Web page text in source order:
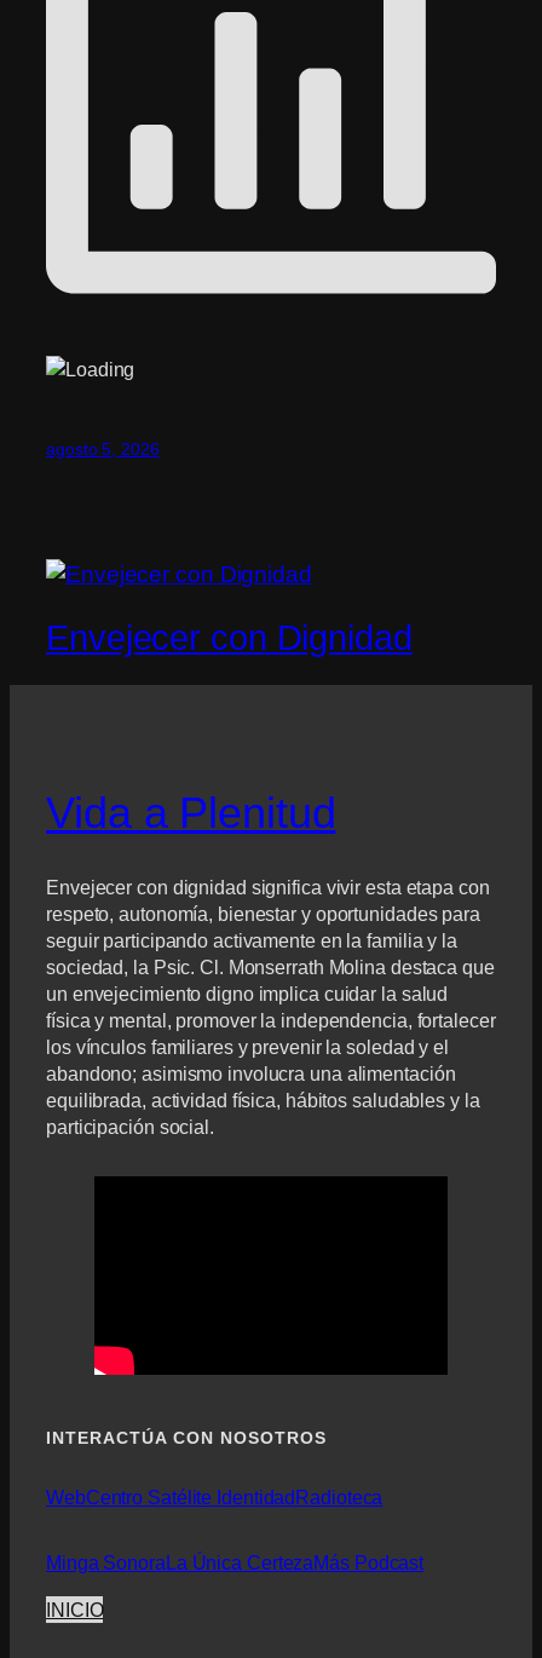
agosto 5, 2026
Envejecer con Dignidad
Vida a Plenitud
Envejecer con dignidad significa vivir esta etapa con
respeto, autonomía, bienestar y oportunidades para
seguir participando activamente en la familia y la
sociedad, la Psic. Cl. Monserrath Molina destaca que
un envejecimiento digno implica cuidar la salud
física y mental, promover la independencia, fortalecer
los vínculos familiares y prevenir la soledad y el
abandono; asimismo involucra una alimentación
equilibrada, actividad física, hábitos saludables y la
participación social.
INTERACTÚA CON NOSOTROS
WebCentro Satélite IdentidadRadioteca
Minga Sonora La Única CertezaMás Podcast
INICIO